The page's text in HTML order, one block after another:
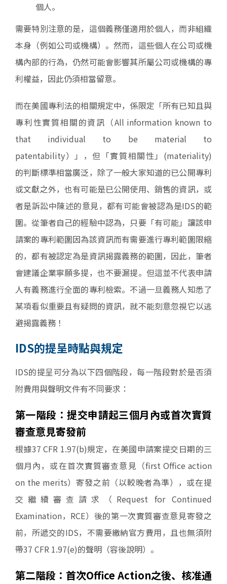
個人。
需要特別注意的是，這個義務僅適用於個人，而非組織
本身（例如公司或機構）。然而，這些個人在公司或機
構內部的行為，仍然可能會影響其所屬公司或機構的專
利權益，因此仍須相當留意。
而在美國專利法的相關規定中，係限定「所有已知且與
專利性實質相關的資訊（All information known to
that individual to be material to
patentability）」，但「實質相關性」(materiality)
的判斷標準相當廣泛，除了一般大家知道的已公開專利
或文獻之外，也有可能是已公開使用、銷售的資訊，或
者是訴訟中陳述的意見，都有可能會被認為是IDS的範
圍。從筆者自己的經驗中認為，只要「有可能」讓該申
請案的專利範圍因為該資訊而有需要進行專利範圍限縮
的，都有被認定為是資訊揭露義務的範圍，因此，筆者
會建議企業寧願多提，也不要漏提。但這並不代表申請
人有義務進行全面的專利檢索。不過一旦義務人知悉了
某項看似重要且有疑問的資訊，就不能刻意忽視它以逃
避揭露義務！
IDS的提呈時點與規定
IDS的提呈可分為以下四個階段，每一階段對於是否須
附費用與聲明文件有不同要求：
第一階段：提交申請起三個月內或首次實質
審查意見寄發前
根據37 CFR 1.97(b)規定，在美國申請案提交日期的三
個月內，或在首次實質審查意見（first Office action
on the merits）寄發之前（以較晚者為準），或在提
交繼續審查請求（Request for Continued
Examination，RCE）後的第一次實質審查意見寄發之
前，所遞交的IDS，不需要繳納官方費用，且也無須附
帶37 CFR 1.97(e)的聲明（容後說明）。
第二階段：首次Office Action之後、核准通